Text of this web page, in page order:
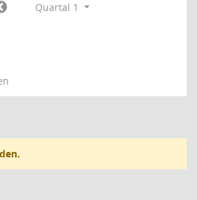
Quartal 1